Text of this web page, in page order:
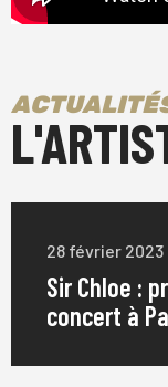
alt-J, a fait la
Lorsque Sir
le producteur
Teddy Geiger,
Tudzin, des
équipe a
plus mûr sur le
28 février 2023
Sir Chloe :
concert à